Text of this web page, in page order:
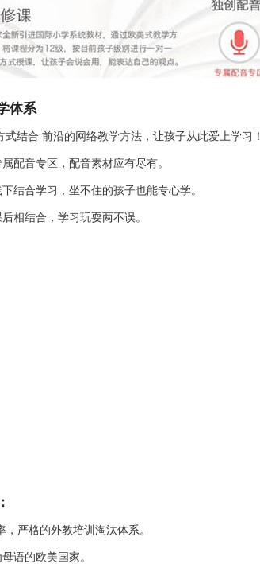
体系
合 前沿的网络教学方法，让孩子从此爱上学习！
配音专区，配音素材应有尽有。
结合学习，坐不住的孩子也能专心学。
相结合，学习玩耍两不误。
严格的外教培训淘汰体系。
语的欧美国家。